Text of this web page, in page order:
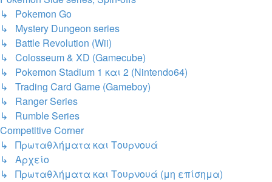
↳ Pokemon Go
↳ Mystery Dungeon series
↳ Battle Revolution (Wii)
↳ Colosseum & XD (Gamecube)
↳ Pokemon Stadium 1 και 2 (Nintendo64)
↳ Trading Card Game (Gameboy)
↳ Ranger Series
↳ Rumble Series
Competitive Corner
↳ Πρωταθλήματα και Τουρνουά
↳ Αρχείο
↳ Πρωταθλήματα και Τουρνουά (μη επίσημα)